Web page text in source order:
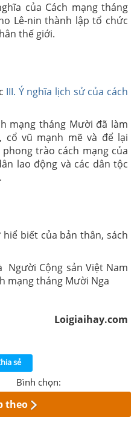
của Cách mạng tháng
Lê-nin thành lập tổ chức
thế giới.
III. Ý nghĩa lịch sử của cách
mạng tháng Mười đã làm
cổ vũ mạnh mẽ và để lại
trào cách mạng của
lao động và các dân tộc
hiể biết của bản thân, sách
Người Cộng sản Việt Nam
mạng tháng Mười Nga
Loigiaihay.com
sẻ
Bình chọn:
theo